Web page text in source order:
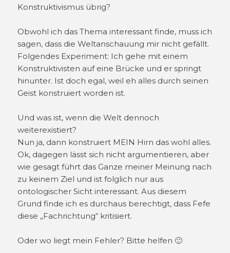
Konstruktivismus übrig?
Obwohl ich das Thema interessant finde, muss ich
sagen, dass die Weltanschauung mir nicht gefällt.
Folgendes Experiment: Ich gehe mit einem
Konstruktivisten auf eine Brücke und er springt
hinunter. Ist doch egal, weil eh alles durch seinen
Geist konstruiert worden ist.
Und was ist, wenn die Welt dennoch
weiterexistiert?
Nun ja, dann konstruiert MEIN Hirn das wohl alles.
Ok, dagegen lässt sich nicht argumentieren, aber
wie gesagt führt das Ganze meiner Meinung nach
zu keinem Ziel und ist folglich nur aus
ontologischer Sicht interessant. Aus diesem
Grund finde ich es durchaus berechtigt, dass Fefe
diese „Fachrichtung“ kritisiert.
Oder wo liegt mein Fehler? Bitte helfen 🙂